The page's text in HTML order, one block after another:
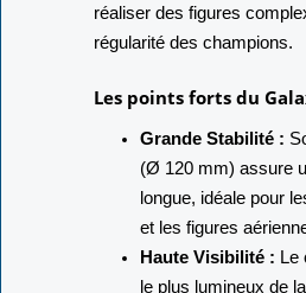
réaliser des figures
régularité des champions.
Les points forts du
Grande Stabilité :
(Ø 120 mm) assure
longue, idéale pour
et les figures
Haute Visibilité : Le
le plus lumineux de